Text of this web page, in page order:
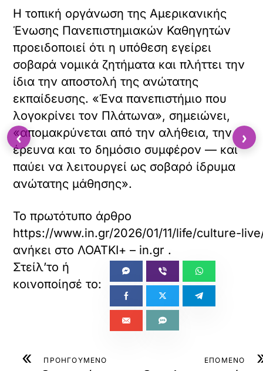
Η τοπική οργάνωση της Αμερικανικής
Ένωσης Πανεπιστημιακών Καθηγητών
προειδοποιεί ότι η υπόθεση εγείρει
σοβαρά νομικά ζητήματα και πλήττει την
ίδια την αποστολή της ανώτατης
εκπαίδευσης. «Ένα πανεπιστήμιο που
λογοκρίνει τον Πλάτωνα», σημειώνει,
«απομακρύνεται από την αλήθεια, την
έρευνα και το δημόσιο συμφέρον — και
παύει να λειτουργεί ως σοβαρό ίδρυμα
ανώτατης μάθησης».
Το πρωτότυπο άρθρο
https://www.in.gr/2026/01/11/life/culture-
ανήκει στο ΛΟΑΤΚΙ+ – in.gr .
« ΠΡΟΗΓΟΥΜΕΝΟ ΕΠΟΜΕΝΟ
‹ ›